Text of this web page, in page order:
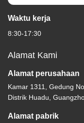
Waktu kerja
8:30-17:30
Alamat Kami
Alamat perusahaan
Kamar 1311, Gedung
Distrik Huadu,
Alamat pabrik